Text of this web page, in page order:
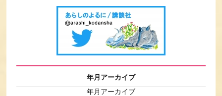
年月アーカイブ
年月アーカイブ